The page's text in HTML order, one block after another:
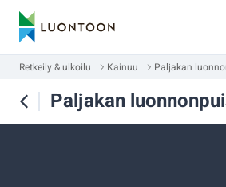
Retkeily & ulkoilu Kainuu Paljakan
Paljakan